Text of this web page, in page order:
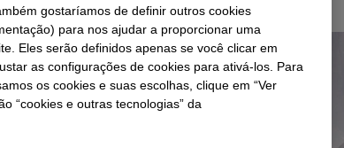
OPÇÕES DE COMPRA
gostaríamos de definir outros cookies
para nos ajudar a proporcionar uma
Eles serão definidos apenas se você clicar em
as configurações de cookies para ativá-los. Para
os cookies e suas escolhas, clique em “Ver
“cookies e outras tecnologias” da